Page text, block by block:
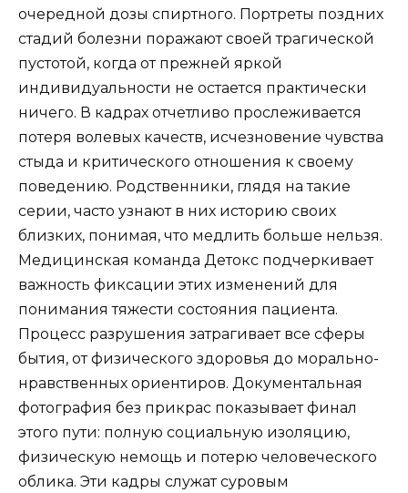
очередной дозы спиртного. Портреты поздних
стадий болезни поражают своей трагической
пустотой, когда от прежней яркой
индивидуальности не остается практически
ничего. В кадрах отчетливо прослеживается
потеря волевых качеств, исчезновение чувства
стыда и критического отношения к своему
поведению. Родственники, глядя на такие
серии, часто узнают в них историю своих
близких, понимая, что медлить больше нельзя.
Медицинская команда Детокс подчеркивает
важность фиксации этих изменений для
понимания тяжести состояния пациента.
Процесс разрушения затрагивает все сферы
бытия, от физического здоровья до морально-
нравственных ориентиров. Документальная
фотография без прикрас показывает финал
этого пути: полную социальную изоляцию,
физическую немощь и потерю человеческого
облика. Эти кадры служат суровым